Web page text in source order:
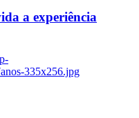
a experiência
335x256.jpg